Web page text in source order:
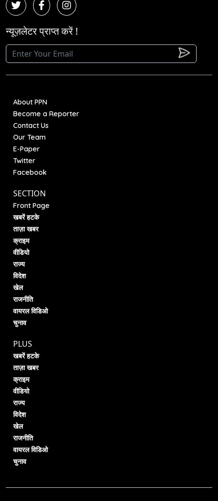
न्यूज़लेटर प्राप्त करें !
About PPN
Become a Reporter
Contact Us
Our Team
E-Paper
Twitter
Facebook
SECTION
Front Page
खबरें हटके
ताज़ा खबर
क्राइम
वीडियो
राज्य
विदेश
खेल
राजनीति
वायरल विडिओ
चुनाव
PLUS
खबरें हटके
ताज़ा खबर
क्राइम
वीडियो
राज्य
विदेश
खेल
राजनीति
वायरल विडिओ
चुनाव